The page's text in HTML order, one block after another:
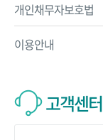
개인채무자보호법
이용안내
고객센터